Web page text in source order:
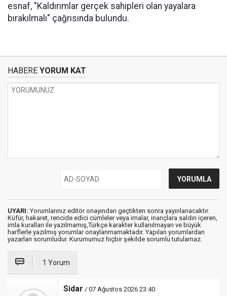
esnaf, "Kaldırımlar gerçek sahipleri olan yayalara
bırakılmalı" çağrısında bulundu.
HABERE YORUM KAT
UYARI: Yorumlarınız editör onayından geçtikten sonra yayınlanacaktır.
Küfür, hakaret, rencide edici cümleler veya imalar, inançlara saldırı içeren,
imla kuralları ile yazılmamış,Türkçe karakter kullanılmayan ve büyük
harflerle yazılmış yorumlar onaylanmamaktadır. Yapılan yorumlardan
yazarları sorumludur. Kurumumuz hiçbir şekilde sorumlu tutulamaz.
1 Yorum
Sidar / 07 Ağustos 2026 23:40